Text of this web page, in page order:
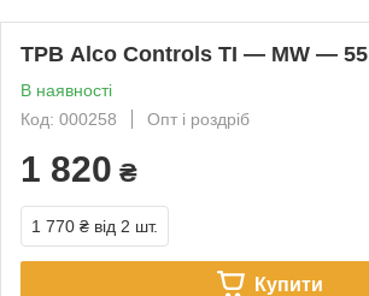
ТРВ Alco Controls ТІ — MW — 55
В наявності
Код: 000258
Опт і роздріб
1 820 ₴
1 770 ₴ від 2 шт.
Купити